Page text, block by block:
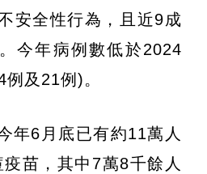
安全性行為，且近9成
今年病例數低於2024
及21例)。
年6月底已有約11萬人
苗，其中7萬8千餘人